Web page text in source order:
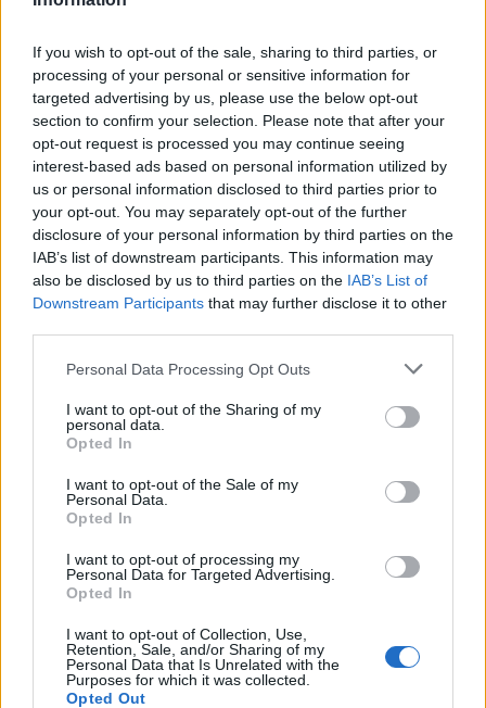
If you wish to opt-out of the sale, sharing to third parties, or
processing of your personal or sensitive information for
targeted advertising by us, please use the below opt-out
section to confirm your selection. Please note that after your
opt-out request is processed you may continue seeing
interest-based ads based on personal information utilized by
us or personal information disclosed to third parties prior to
your opt-out. You may separately opt-out of the further
disclosure of your personal information by third parties on the
IAB’s list of downstream participants. This information may
also be disclosed by us to third parties on the IAB’s List of
Downstream Participants that may further disclose it to other
Personal Data Processing Opt Outs
I want to opt-out of the Sharing of my
personal data.
Opted In
I want to opt-out of the Sale of my
Personal Data.
Opted In
I want to opt-out of processing my
Personal Data for Targeted Advertising.
Opted In
I want to opt-out of Collection, Use,
Retention, Sale, and/or Sharing of my
Personal Data that Is Unrelated with the
Purposes for which it was collected.
Opted Out
Aktives Cross-Selling bezüglich weiterführender
Anwendungen und Pflegeprodukte (u.a. Barbor,
Alessandro, Hyapur)
Vertragsdauer deines ersten Einsatzes: wahlweise 4
oder 6 Monate, anschließende Folgeverträge möglich
Dein Aufstieg erfolgt auf Basis deiner Verfügbarkeit in
Zusammenhang mit der Einsatzplanung an Bord und
ist generell ganzjährig an jedem Tag des Monats
möglich.
Warum sea chefs?
Das bieten wir dir:
Die schönsten Ziele der Erde
Internationales Arbeitsumfeld
Kostenlose Unterkunft und Verpflegung
Exklusive Crew-Bereiche
Gute Aufstiegschancen
Kranken- und Unfallversicherung
Kostenfreie Reinigung der Uniform